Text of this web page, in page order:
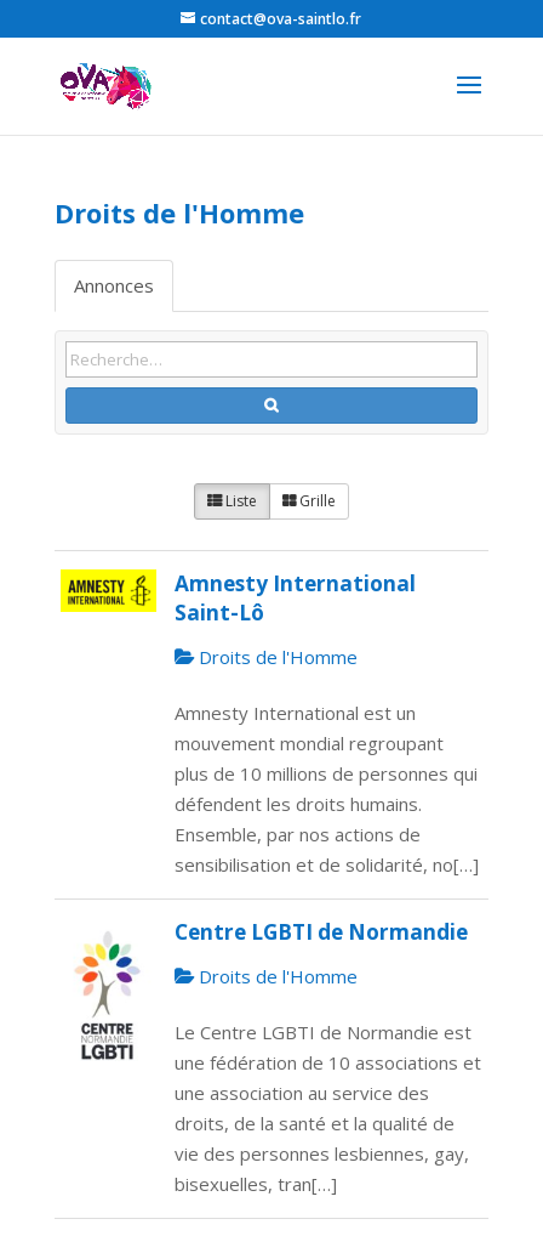
contact@ova-saintlo.fr
Droits de l'Homme
Annonces
Liste Grille
Amnesty International
Saint-Lô
Droits de l'Homme
Amnesty International est un
mouvement mondial regroupant
plus de 10 millions de personnes qui
défendent les droits humains.
Ensemble, par nos actions de
sensibilisation et de solidarité, no[…]
Centre LGBTI de Normandie
Droits de l'Homme
Le Centre LGBTI de Normandie est
une fédération de 10 associations et
une association au service des
droits, de la santé et la qualité de
vie des personnes lesbiennes, gay,
bisexuelles, tran[…]